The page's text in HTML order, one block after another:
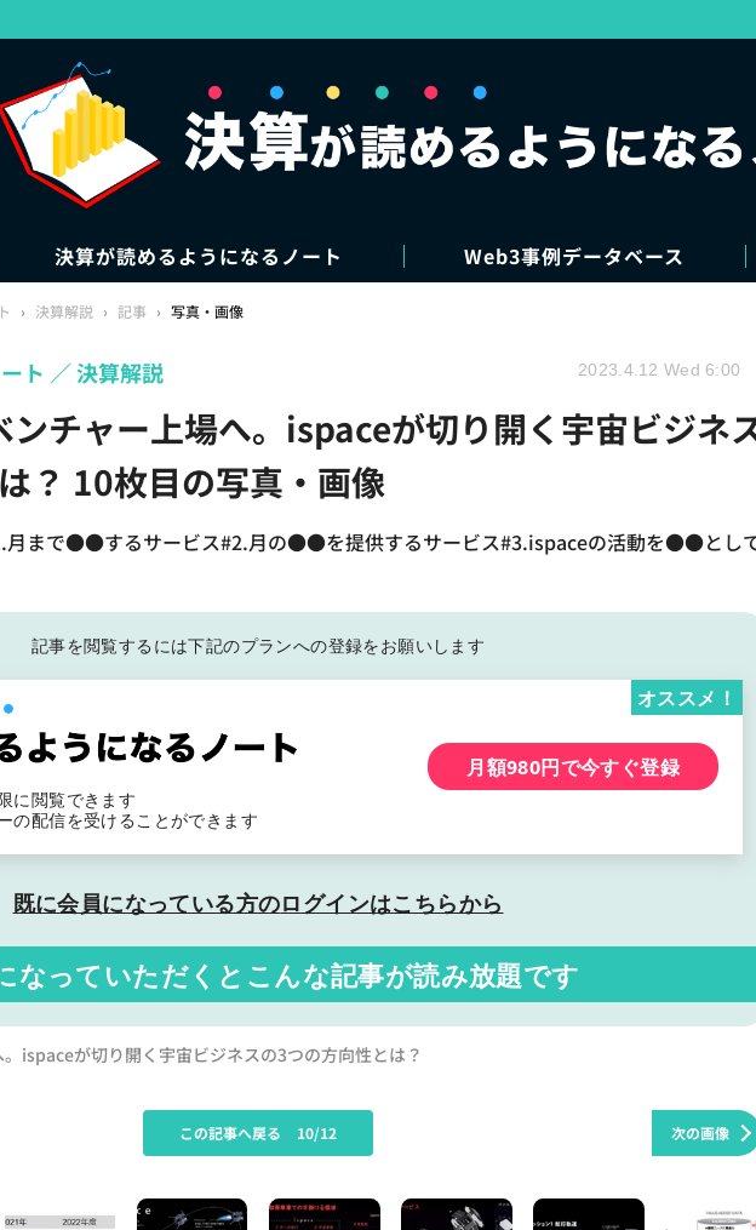
決算が読めるようになるノート Web3事例データベース
› 決算解説 › 記事 › 写真・画像
ンチャー上場へ。ispaceが切り開く宇宙ビジネ
？ 10枚目の写真・画像
月まで●●するサービス#2.月の●●を提供するサービス#3.ispaceの活動を●●とし
ト 決算解説 2023.4.12 Wed 6:00
記事を閲覧するには下記のプランへの登録をお願いします
に閲覧できます
の配信を受けることができます
オススメ！
月額980円で今すぐ登録
既に会員になっている方のログインはこちらから
なっていただくと こんな記事が読み放題です
ispaceが切り開く宇宙ビジネスの3つの方向性とは？
次の画像
この記事へ戻る 10/12